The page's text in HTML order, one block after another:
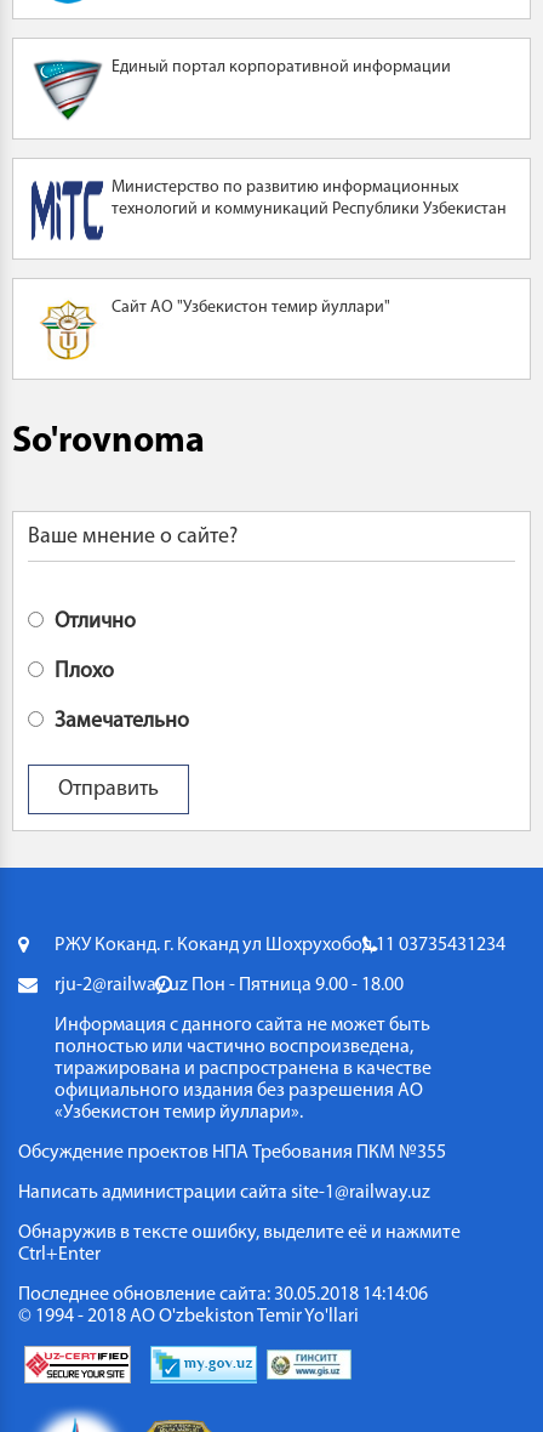
Единый портал корпоративной информации
Министерство по развитию информационных
технологий и коммуникаций Республики Узбекистан
Сайт АО "Узбекистон темир йуллари"
So'rovnoma
Ваше мнение о сайте?
Отлично
Плохо
Замечательно
РЖУ Коканд. г. Коканд ул Шохрухобод 11 03735431234
rju-2@railway.uz Пон - Пятница 9.00 - 18.00
Информация с данного сайта не может быть
полностью или частично воспроизведена,
тиражирована и распространена в качестве
официального издания без разрешения АО
«Узбекистон темир йуллари».
Обсуждение проектов НПАТребования ПКМ №355
Написать администрации сайта site-1@railway.uz
Обнаружив в тексте ошибку, выделите её и нажмите
Ctrl+Enter
Последнее обновление сайта: 30.05.2018 14:14:06
© 1994 - 2018 АО O'zbekiston Temir Yo'llari